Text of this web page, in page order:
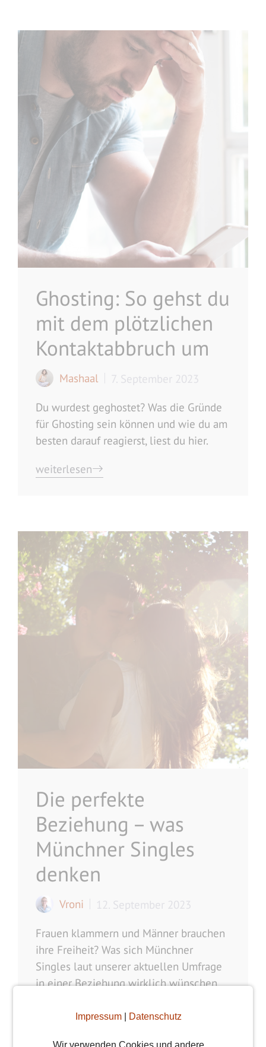
Impressum| Datenschutz
Wir verwenden Cookies und andere
Ghosting: So gehst du
mit dem plötzlichen
Kontaktabbruch um
Mashaal
7. September 2023
Du wurdest geghostet? Was die Gründe
für Ghosting sein können und wie du am
besten darauf reagierst, liest du hier.
weiterlesen
Die perfekte
Beziehung – was
Münchner Singles
denken
Vroni
12. September 2023
Frauen klammern und Männer brauchen
ihre Freiheit? Was sich Münchner
Singles laut unserer aktuellen Umfrage
in einer Beziehung wirklich wünschen,